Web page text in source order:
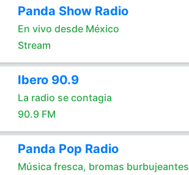
Panda Show Radio
En vivo desde México
Stream
Ibero 90.9
La radio se contagia
90.9 FM
Panda Pop Radio
Música fresca, bromas burbujeantes